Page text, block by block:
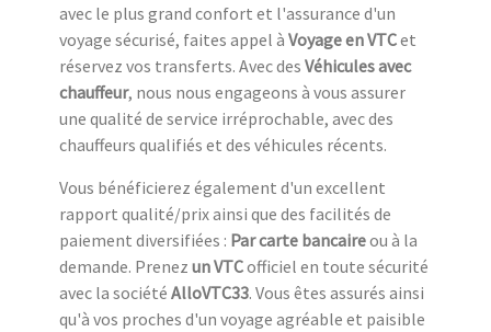
avec le plus grand confort et l'assurance d'un
voyage sécurisé, faites appel à Voyage en VTCet
réservez vos transferts. Avec des Véhicules avec
chauffeur, nous nous engageons à vous assurer
une qualité de service irréprochable, avec des
chauffeurs qualifiés et des véhicules récents.
Vous bénéficierez également d'un excellent
rapport qualité/prix ainsi que des facilités de
paiement diversifiées : Par carte bancaireou à la
demande. Prenez un VTCofficiel en toute sécurité
avec la société AlloVTC33. Vous êtes assurés ainsi
qu'à vos proches d'un voyage agréable et paisible